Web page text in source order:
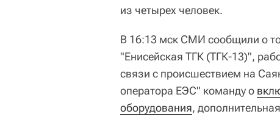
из четырех человек.
В 16:13 мск СМИ сообщили о
"Енисейская ТГК (ТГК‑13)",
связи с происшествием на
оператора ЕЭС" команду о
оборудования,